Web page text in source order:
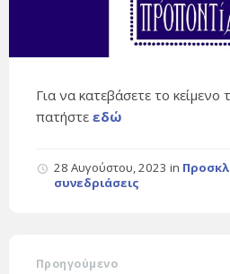
Για να κατεβάσετε το κείμενο
πατήστε εδώ
28 Αυγούστου, 2023 in
συνεδριάσεις
Προηγούμενο